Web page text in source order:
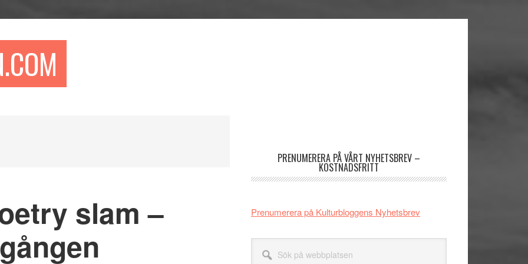
slam –
PRENUMERERA PÅ VÅRT NYHETSBREV –
KOSTNADSFRITT
Prenumerera på Kulturbloggens Nyhetsbrev